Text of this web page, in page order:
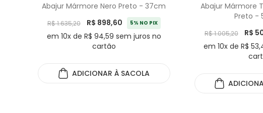
Abajur Mármore Nero Preto - 37cm
R$ 1.635,20 R$ 898,60 5% NO PIX
em 10x de R$ 94,59 sem juros no
cartão
ADICIONAR À SACOLA
Abajur Mármore
Preto -
R$ 1.005,20 R$
em 10x de R$